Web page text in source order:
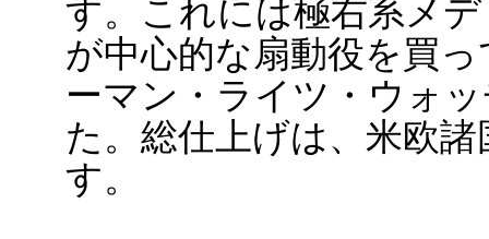
す。これには極右系メ
が中心的な扇動役を買
ーマン・ライツ・ウォ
た。総仕上げは、米欧
す。